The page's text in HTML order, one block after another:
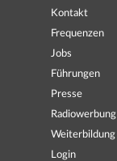
Kontakt
Frequenzen
Jobs
Führungen
Presse
Radiowerbung
Weiterbildung
Login